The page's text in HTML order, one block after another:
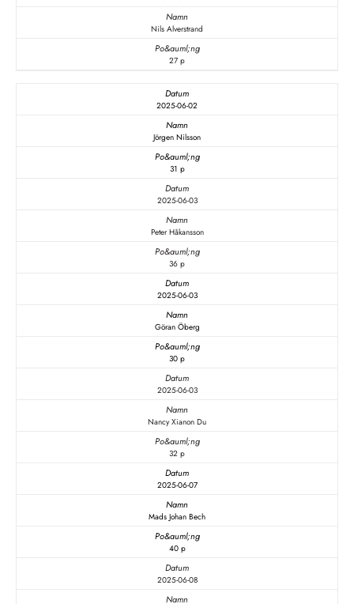
Nils Alverstrand
27 p
2025-06-02
Jörgen Nilsson
31 p
2025-06-03
Peter Håkansson
36 p
2025-06-03
Göran Öberg
30 p
2025-06-03
Nancy Xianon Du
32 p
2025-06-07
Mads Johan Bech
40 p
2025-06-08